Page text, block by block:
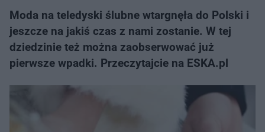
Moda na teledyski ślubne wtargnęła do Polski i
jeszcze na jakiś czas z nami zostanie. W tej
dziedzinie też można zaobserwować już
pierwsze wpadki. Przeczytajcie na ESKA.pl